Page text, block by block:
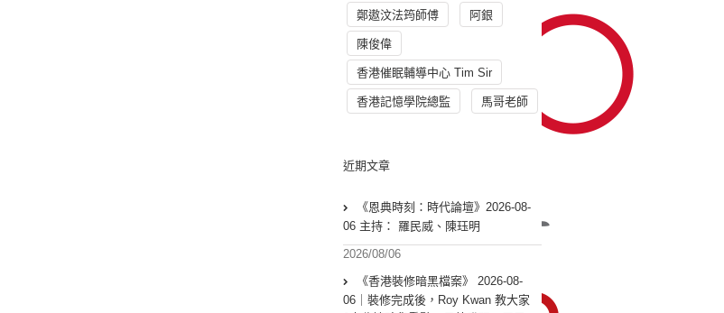
鄭遨汶法筠師傅 阿銀
陳俊偉
香港催眠輔導中心 Tim Sir
香港記憶學院總監 馬哥老師
近期文章
《恩典時刻：時代論壇》2026-08-
06 主持： 羅民威、陳珏明
2026/08/06
《香港裝修暗黑檔案》 2026-08-
06｜裝修完成後，Roy Kwan 教大家